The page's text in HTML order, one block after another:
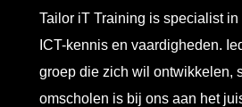
Tailor iT Training is specialist
ICT-kennis en vaardigheden.
groep die zich wil ontwikkelen,
omscholen is bij ons aan het